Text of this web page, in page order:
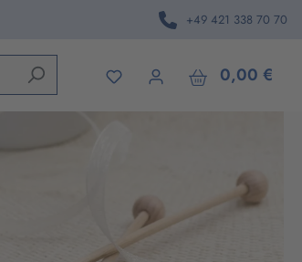
+49 421 338 70 70
0,00 €